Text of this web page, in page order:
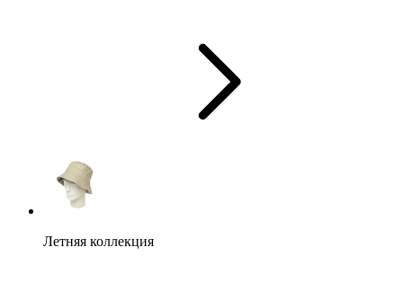
Летняя коллекция